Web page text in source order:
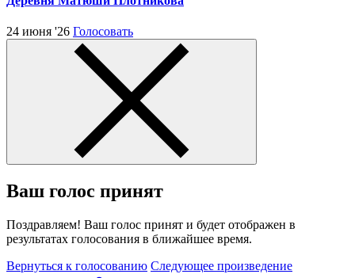
24 июня '26 Голосовать
Ваш голос принят
Поздравляем! Ваш голос принят и будет отображен в
результатах голосования в ближайшее время.
Вернуться к голосованию Следующее произведение